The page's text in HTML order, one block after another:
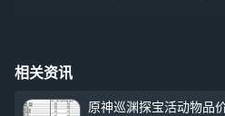
相关资讯
原神巡渊探宝活动物品